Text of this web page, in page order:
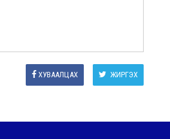
ЖИРГЭХ
ХУВААЛЦАХ